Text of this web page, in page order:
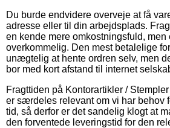
Du burde endvidere overveje at få
adresse eller til din arbejdsplads.
en kende mere omkostningsfuld, men
overkommelig. Den mest betalelige
unægtelig at hente ordren selv, men
bor med kort afstand til internet
Fragttiden på Kontorartikler /
er særdeles relevant om vi har behov
tid, så derfor er det sandelig klogt at
den forventede leveringstid for den